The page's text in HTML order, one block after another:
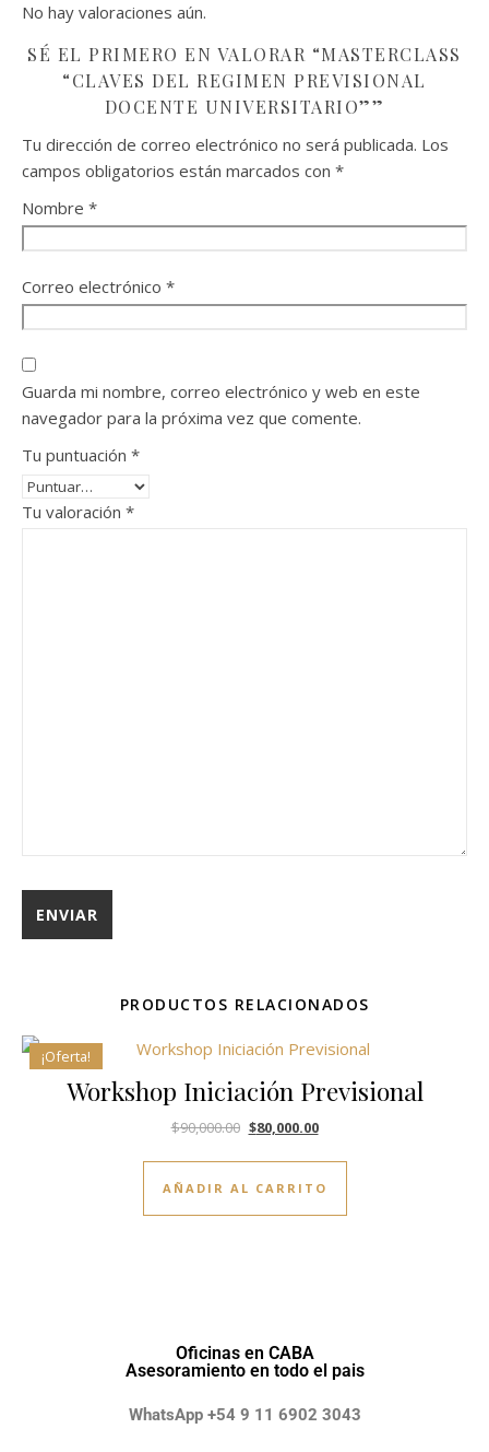
No hay valoraciones aún.
SÉ EL PRIMERO EN VALORAR “MASTERCLASS
“CLAVES DEL REGIMEN PREVISIONAL
DOCENTE UNIVERSITARIO””
Tu dirección de correo electrónico no será publicada. Los
campos obligatorios están marcados con *
Nombre *
Correo electrónico *
Guarda mi nombre, correo electrónico y web en este
navegador para la próxima vez que comente.
Tu puntuación *
Tu valoración *
PRODUCTOS RELACIONADOS
¡Oferta!
Workshop Iniciación Previsional
$90,000.00 $80,000.00
AÑADIR AL CARRITO
Oficinas en CABA
Asesoramiento en todo el pais
WhatsApp +54 9 11 6902 3043